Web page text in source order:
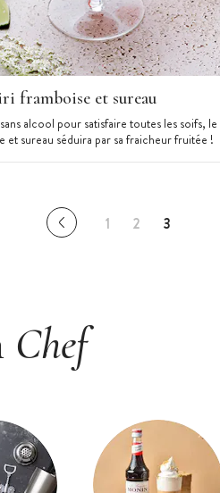
framboise et sureau
alcool pour satisfaire toutes les soifs,
et sureau séduira par sa fraicheur fruitée !
1 2 3
Chef